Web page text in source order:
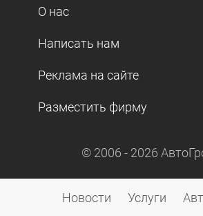
О нас
Написать нам
Реклама на сайте
Разместить фирму
© 2006 - 2026
Новости Услуги